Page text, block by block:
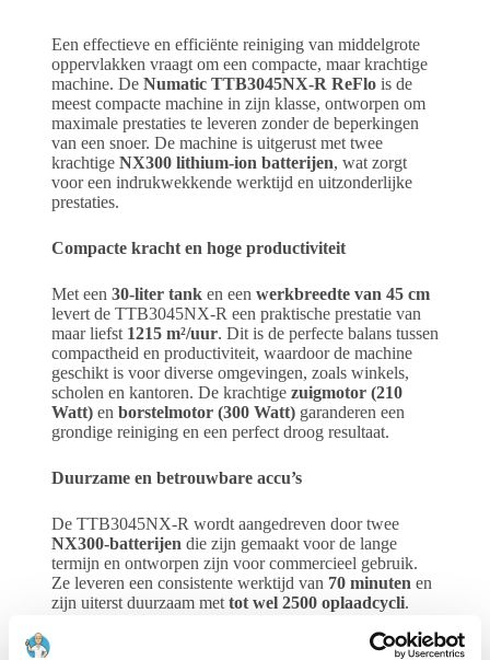
Een effectieve en efficiënte reiniging van middelgrote
oppervlakken vraagt om een compacte, maar krachtige
machine. De Numatic TTB3045NX-R ReFlois de
meest compacte machine in zijn klasse, ontworpen om
maximale prestaties te leveren zonder de beperkingen
van een snoer. De machine is uitgerust met twee
krachtige NX300 lithium-ion batterijen, wat zorgt
voor een indrukwekkende werktijd en uitzonderlijke
prestaties.
Compacte kracht en hoge productiviteit
Met een 30-liter tanken een werkbreedte van 45 cm
levert de TTB3045NX-R een praktische prestatie van
maar liefst 1215 m²/uur. Dit is de perfecte balans tussen
compactheid en productiviteit, waardoor de machine
geschikt is voor diverse omgevingen, zoals winkels,
scholen en kantoren. De krachtige zuigmotor (210
Watt)en borstelmotor (300 Watt)garanderen een
grondige reiniging en een perfect droog resultaat.
Duurzame en betrouwbare accu’s
De TTB3045NX-R wordt aangedreven door twee
NX300-batterijen die zijn gemaakt voor de lange
termijn en ontworpen zijn voor commercieel gebruik.
Ze leveren een consistente werktijd van 70 minuten en
zijn uiterst duurzaam met tot wel 2500 oplaadcycli.
gemoedsrust. De accu’s zijn snel opgeladen: in slechts 1